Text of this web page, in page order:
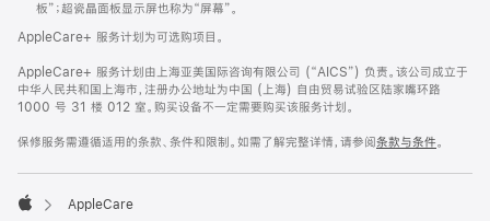
板”；超瓷晶面板显示屏也称为“屏幕”。
AppleCare+ 服务计划为可选购项目。
AppleCare+ 服务计划由上海亚美国际咨询有限公司 (“AICS”) 负责。该公司成立于
中华人民共和国上海市，注册办公地址为中国 (上海) 自由贸易试验区陆家嘴环路
1000 号 31 楼 012 室。购买设备不一定需要购买该服务计划。
保修服务需遵循适用的条款、条件和限制。如需了解完整详情，请参阅条款与条件。

AppleCare